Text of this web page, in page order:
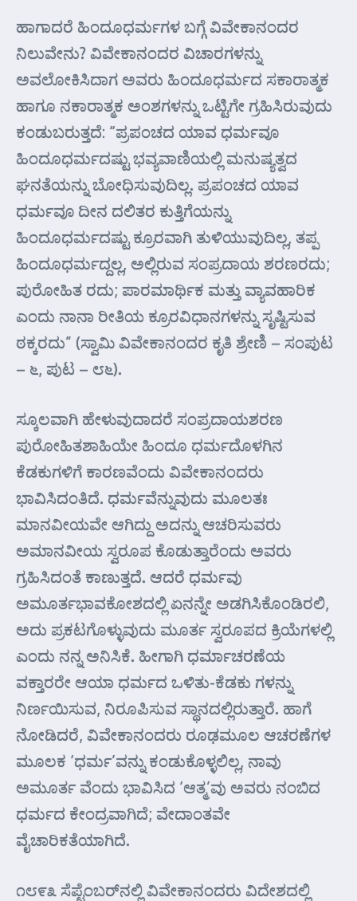
ಹಾಗಾದರೆ ಹಿಂದೂಧರ್ಮಗಳ ಬಗ್ಗೆ ವಿವೇಕಾನಂದರ
ನಿಲುವೇನು? ವಿವೇಕಾನಂದರ ವಿಚಾರಗಳನ್ನು
ಅವಲೋಕಿಸಿದಾಗ ಅವರು ಹಿಂದೂಧರ್ಮದ ಸಕಾರಾತ್ಮಕ
ಹಾಗೂ ನಕಾರಾತ್ಮಕ ಅಂಶಗಳನ್ನು ಒಟ್ಟಿಗೇ ಗ್ರಹಿಸಿರುವುದು
ಕಂಡುಬರುತ್ತದೆ: “ಪ್ರಪಂಚದ ಯಾವ ಧರ್ಮವೂ
ಹಿಂದೂಧರ್ಮದಷ್ಟು ಭವ್ಯವಾಣಿಯಲ್ಲಿ ಮನುಷ್ಯತ್ವದ
ಘನತೆಯನ್ನು ಬೋಧಿಸುವುದಿಲ್ಲ. ಪ್ರಪಂಚದ ಯಾವ
ಧರ್ಮವೂ ದೀನ ದಲಿತರ ಕುತ್ತಿಗೆಯನ್ನು
ಹಿಂದೂಧರ್ಮದಷ್ಟು ಕ್ರೂರವಾಗಿ ತುಳಿಯುವುದಿಲ್ಲ, ತಪ್ಪ
ಹಿಂದೂಧರ್ಮದ್ದಲ್ಲ, ಅಲ್ಲಿರುವ ಸಂಪ್ರದಾಯ ಶರಣರದು;
ಪುರೋಹಿತ ರದು; ಪಾರಮಾರ್ಥಿಕ ಮತ್ತು ವ್ಯಾವಹಾರಿಕ
ಎಂದು ನಾನಾ ರೀತಿಯ ಕ್ರೂರವಿಧಾನಗಳನ್ನು ಸೃಷ್ಟಿಸುವ
ಠಕ್ಕರದು” (ಸ್ವಾಮಿ ವಿವೇಕಾನಂದರ ಕೃತಿ ಶ್ರೇಣಿ – ಸಂಪುಟ
– ೬, ಪುಟ – ೮೬).
ಸ್ಕೂಲವಾಗಿ ಹೇಳುವುದಾದರೆ ಸಂಪ್ರದಾಯಶರಣ
ಪುರೋಹಿತಶಾಹಿಯೇ ಹಿಂದೂ ಧರ್ಮದೊಳಗಿನ
ಕೆಡಕುಗಳಿಗೆ ಕಾರಣವೆಂದು ವಿವೇಕಾನಂದರು
ಭಾವಿಸಿದಂತಿದೆ. ಧರ್ಮವೆನ್ನುವುದು ಮೂಲತಃ
ಮಾನವೀಯವೇ ಆಗಿದ್ದು ಅದನ್ನು ಆಚರಿಸುವರು
ಅಮಾನವೀಯ ಸ್ವರೂಪ ಕೊಡುತ್ತಾರೆಂದು ಅವರು
ಗ್ರಹಿಸಿದಂತೆ ಕಾಣುತ್ತದೆ. ಆದರೆ ಧರ್ಮವು
ಅಮೂರ್ತಭಾವಕೋಶದಲ್ಲಿ ಏನನ್ನೇ ಅಡಗಿಸಿಕೊಂಡಿರಲಿ,
ಅದು ಪ್ರಕಟಗೊಳ್ಳುವುದು ಮೂರ್ತ ಸ್ವರೂಪದ ಕ್ರಿಯೆಗಳಲ್ಲಿ
ಎಂದು ನನ್ನ ಅನಿಸಿಕೆ. ಹೀಗಾಗಿ ಧರ್ಮಾಚರಣೆಯ
ವಕ್ತಾರರೇ ಆಯಾ ಧರ್ಮದ ಒಳಿತು-ಕೆಡಕು ಗಳನ್ನು
ನಿರ್ಣಯಿಸುವ, ನಿರೂಪಿಸುವ ಸ್ಥಾನದಲ್ಲಿರುತ್ತಾರೆ. ಹಾಗೆ
ನೋಡಿದರೆ, ವಿವೇಕಾನಂದರು ರೂಢಮೂಲ ಆಚರಣೆಗಳ
ಮೂಲಕ ‘ಧರ್ಮ’ವನ್ನು ಕಂಡುಕೊಳ್ಳಲಿಲ್ಲ, ನಾವು
ಅಮೂರ್ತ ವೆಂದು ಭಾವಿಸಿದ ‘ಆತ್ಮ’ವು ಅವರು ನಂಬಿದ
ಧರ್ಮದ ಕೇಂದ್ರವಾಗಿದೆ; ವೇದಾಂತವೇ
ವೈಚಾರಿಕತೆಯಾಗಿದೆ.
೧೮೯೩ ಸೆಪ್ಟೆಂಬರ್‌ನಲ್ಲಿ ವಿವೇಕಾನಂದರು ವಿದೇಶದಲ್ಲಿ